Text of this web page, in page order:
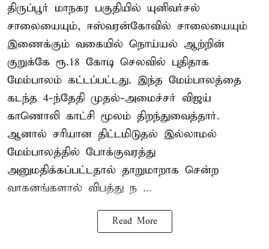
திருப்பூர் மாநகர பகுதியில் யுனிவர்சல்
சாலையையும், ஈஸ்வரன்கோவில் சாலையையும்
இணைக்கும் வகையில் நொய்யல் ஆற்றின்
குறுக்கே ரூ.18 கோடி செலவில் புதிதாக
மேம்பாலம் கட்டப்பட்டது. இந்த மேம்பாலத்தை
கடந்த 4-ந்தேதி முதல்-அமைச்சர் விஜய்
காணொலி காட்சி மூலம் திறந்துவைத்தார்.
ஆனால் சரியான திட்டமிடுதல் இல்லாமல்
மேம்பாலத்தில் போக்குவரத்து
அனுமதிக்கப்பட்டதால் தாறுமாறாக சென்ற
வாகனங்களால் விபத்து ந ...
Read More